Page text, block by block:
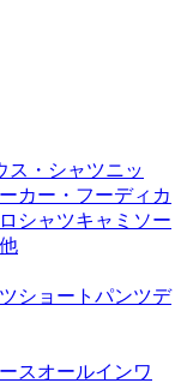
ス・シャツニッ
カー・フーディ カ
シャツキャミソー
ショートパンツデ
スオールインワ